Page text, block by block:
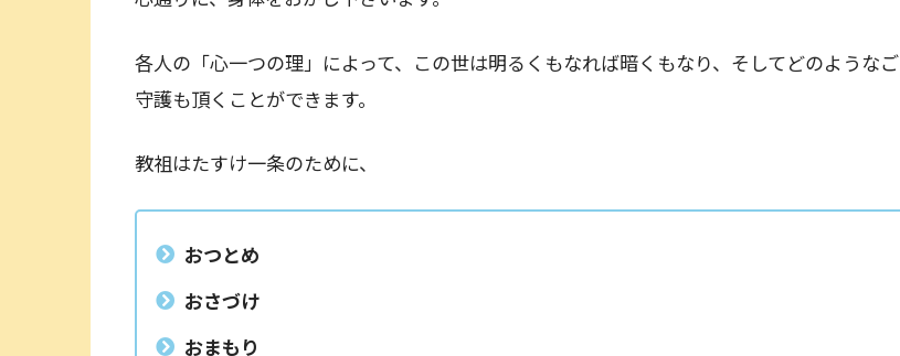
各人の「心一つの理」によって、この世は明るくもなれば暗くもなり、そしてどのようなご
守護も頂くことができます。
教祖はたすけ一条のために、
おつとめ
おさづけ
おまもり